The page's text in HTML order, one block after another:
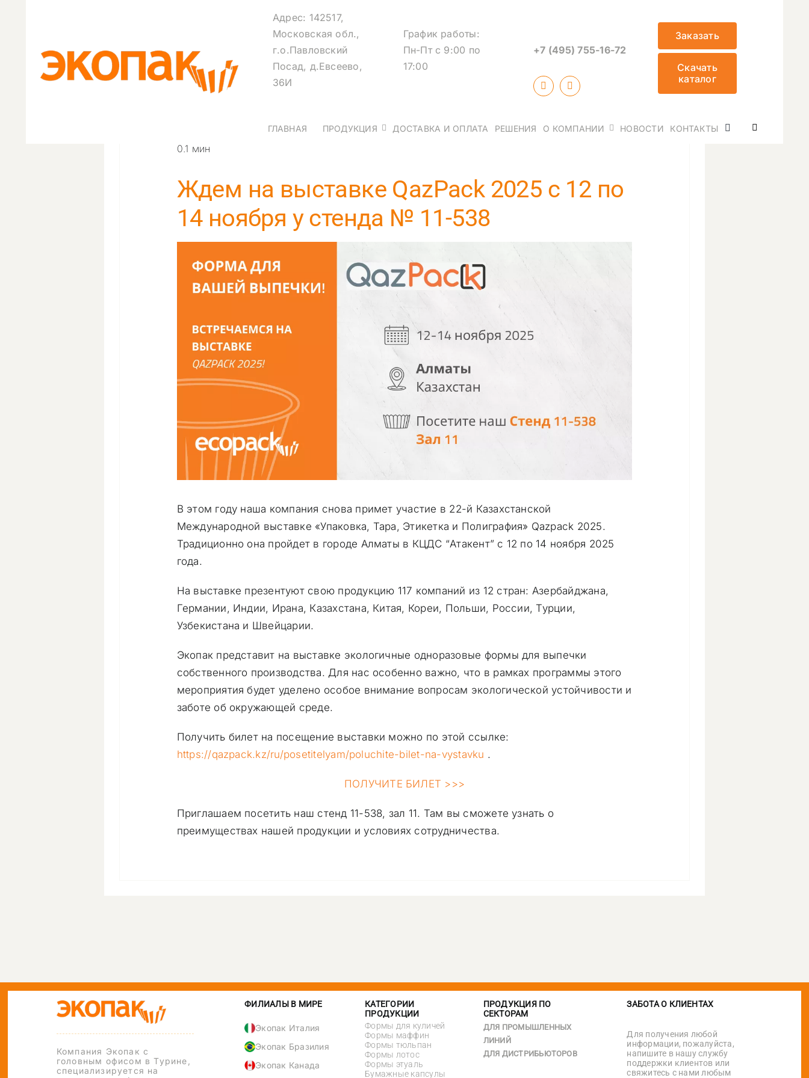
Адрес: 142517,
Московская обл.,
г.о.Павловский
Посад, д.Евсеево,
36И
График работы:
Пн-Пт с 9:00 по
17:00
+7 (495) 755-16-72
Заказать
Скачать
каталог
ГЛАВНАЯ ПРОДУКЦИЯ ДОСТАВКА И ОПЛАТА РЕШЕНИЯ О КОМПАНИИ НОВОСТИ КОНТАКТЫ
/ Ждем на выставке QazPack 2025 с 12 по 14 ноября у стенда № 11-538
0.1 мин
Ждем на выставке QazPack 2025 с 12 по
14 ноября у стенда № 11-538
В этом году наша компания снова примет участие в 22-й Казахстанской
Международной выставке «Упаковка, Тара, Этикетка и Полиграфия» Qazpack 2025.
Традиционно она пройдет в городе Алматы в КЦДС “Атакент” с 12 по 14 ноября 2025
года.
На выставке презентуют свою продукцию 117 компаний из 12 стран: Азербайджана,
Германии, Индии, Ирана, Казахстана, Китая, Кореи, Польши, России, Турции,
Узбекистана и Швейцарии.
Экопак представит на выставке экологичные одноразовые формы для выпечки
собственного производства. Для нас особенно важно, что в рамках программы этого
мероприятия будет уделено особое внимание вопросам экологической устойчивости и
заботе об окружающей среде.
Получить билет на посещение выставки можно по этой ссылке:
https://qazpack.kz/ru/posetitelyam/poluchite-bilet-na-vystavku .
ПОЛУЧИТЕ БИЛЕТ >>>
Приглашаем посетить наш стенд 11-538, зал 11. Там вы сможете узнать о
преимуществах нашей продукции и условиях сотрудничества.
Компания Экопак с
головным офисом в Турине,
специализируется на
ФИЛИАЛЫ В МИРЕ
Экопак Италия
Экопак Бразилия
Экопак Канада
КАТЕГОРИИ
ПРОДУКЦИИ
Формы для куличей
Формы маффин
Формы тюльпан
Формы лотос
Формы этуаль
Бумажные капсулы
ПРОДУКЦИЯ ПО
СЕКТОРАМ
ДЛЯ ПРОМЫШЛЕННЫХ
ЛИНИЙ
ДЛЯ ДИСТРИБЬЮТОРОВ
ЗАБОТА О КЛИЕНТАХ
Для получения любой
информации, пожалуйста,
напишите в нашу службу
поддержки клиентов или
свяжитесь с нами любым